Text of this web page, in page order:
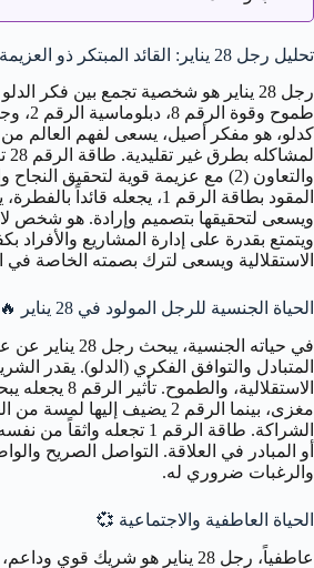
تحليل رجل 28 يناير: القائد المبتكر ذو العزيمة الفولاذية
رجل 28 يناير هو شخصية تجمع بين فكر
كدلو، هو مفكر أصيل، يسعى لفهم العالم من
المقود بطاقة الرقم 1، يجعله
ويسعى لتحقيقها بتصميم وإرادة. هو شخص
ويتمتع بقدرة على إدارة المشاريع والأفراد
الاستقلالية ويسعى لترك بصمته الخاصة في
الحياة الجنسية للرجل المولود في 28 يناير
🔥
في حياته الجنسية،
المتبادل والتوافق الفكري (الدلو). يقدر
الاستقلالية،
مغزى، بينما الرقم 2 يضيف
الشراكة. طاقة الرقم 1 تجعله
أو المبادر في العلاقة. التواصل الصريح
والرغبات ضروري له.
الحياة العاطفية والاجتماعية 💞
عاطفياً، رجل 28 يناير هو شريك